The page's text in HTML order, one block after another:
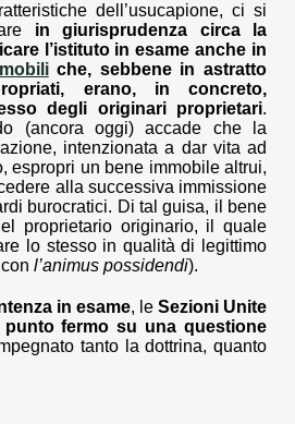
dell’usucapione, ci si
in giurisprudenza circa la
l’istituto in esame anche in
che, sebbene in astratto
erano, in concreto,
degli originari proprietari.
(ancora oggi) accade che la
intenzionata a dar vita ad
espropri un bene immobile altrui,
alla successiva immissione
burocratici. Di tal guisa, il bene
proprietario originario, il quale
lo stesso in qualità di legittimo
l’animus possidendi).
in esame, le Sezioni Unite
fermo su una questione
tanto la dottrina, quanto